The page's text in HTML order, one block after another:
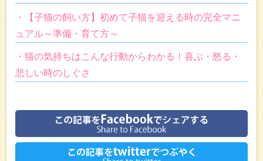
・【子猫の飼い方】初めて子猫を迎える時の完全マニ
ュアル～準備・育て方～
・猫の気持ちはこんな行動からわかる！喜ぶ・怒る・
悲しい時のしぐさ